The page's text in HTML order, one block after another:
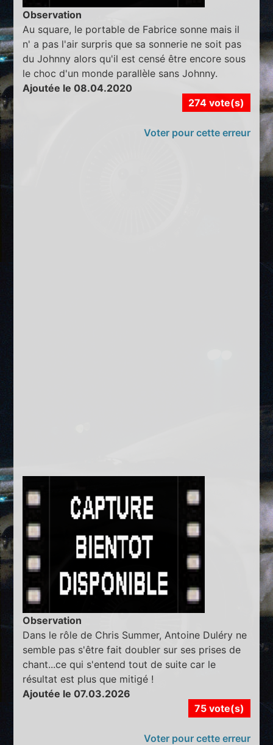
Observation
Au square, le portable de Fabrice sonne mais il
n' a pas l'air surpris que sa sonnerie ne soit pas
du Johnny alors qu'il est censé être encore sous
le choc d'un monde parallèle sans Johnny.
Ajoutée le 08.04.2020
274 vote(s)
Voter pour cette erreur
Observation
Dans le rôle de Chris Summer, Antoine Duléry ne
semble pas s'être fait doubler sur ses prises de
chant...ce qui s'entend tout de suite car le
résultat est plus que mitigé !
Ajoutée le 07.03.2026
75 vote(s)
Voter pour cette erreur